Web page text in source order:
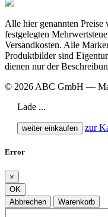
Alle hier genannten Preise
festgelegten
Versandkosten. Alle
Produktbilder sind
dienen nur der
© 2026 ABC GmbH —
Lade ...
weiter einkaufen zur
Error
×
OK
Abbrechen
Warenkorb